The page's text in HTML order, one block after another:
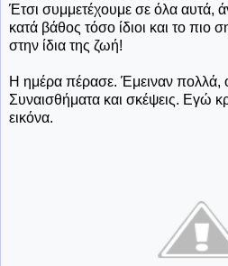
Έτσι συμμετέχουμε σε όλα αυτά,
κατά βάθος τόσο ίδιοι και το πιο
στην ίδια της ζωή!
Η ημέρα πέρασε. Έμειναν πολλά,
Συναισθήματα και σκέψεις. Εγώ
εικόνα.